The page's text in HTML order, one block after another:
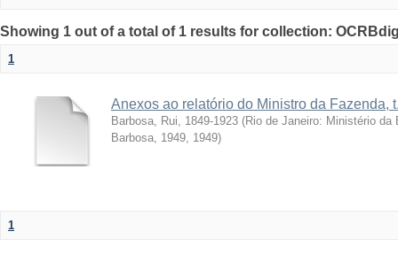
Showing 1 out of a total of 1 results for collection:
1
Anexos ao relatório do Ministro da Fazenda,
Barbosa, Rui, 1849-1923 (Rio de Janeiro: Ministério
Barbosa, 1949, 1949)
1